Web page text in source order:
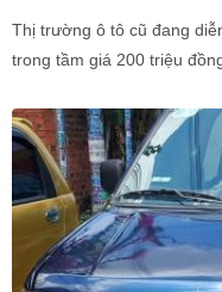
Thị trường ô tô cũ đang
trong tầm giá 200 triệu